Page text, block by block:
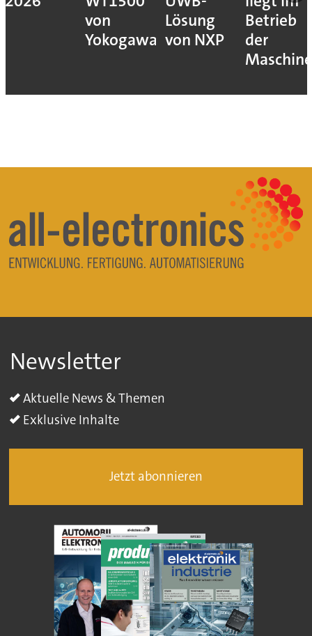
von
Yokogawa
Lösung
von NXP
Betrieb
der
Newsletter
Aktuelle News & Themen
Exklusive Inhalte
Jetzt abonnieren